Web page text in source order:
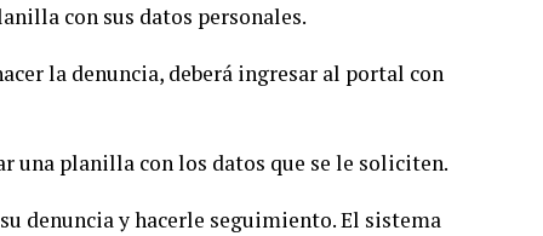
con sus datos personales.
la denuncia, deberá ingresar al portal con
una planilla con los datos que se le soliciten.
denuncia y hacerle seguimiento. El sistema